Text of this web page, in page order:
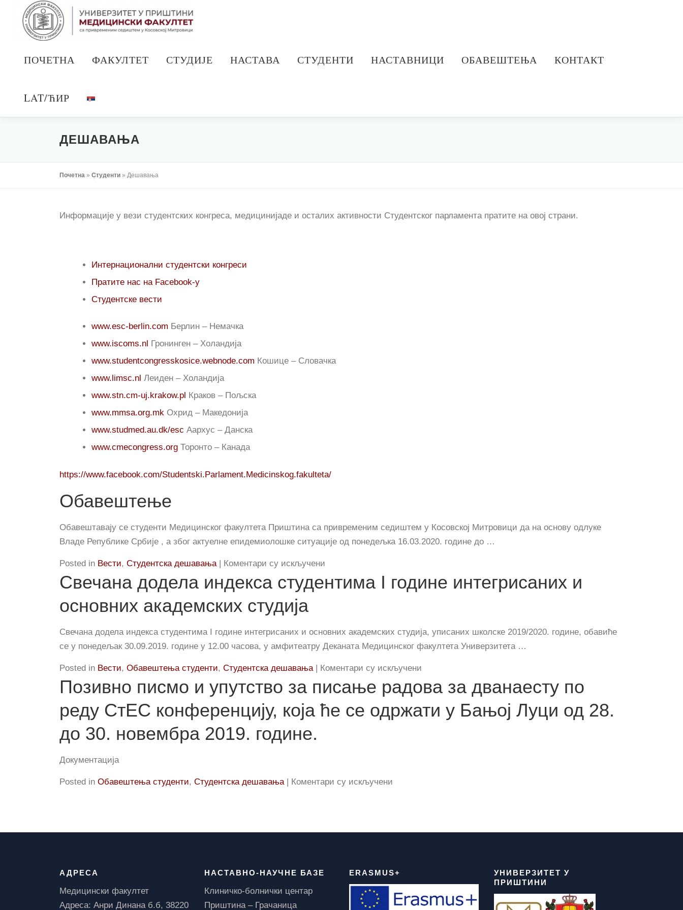
садржај
ПОЧЕТНА ФАКУЛТЕТ СТУДИЈЕ НАСТАВА СТУДЕНТИ НАСТАВНИЦИ ОБАВЕШТЕЊА КОНТАКТ
LAT/ЋИР
ДЕШАВАЊА
Почетна » Студенти » Дешавања
Информације у вези студентских конгреса, медицинијаде и осталих активности Студентског парламента пратите на овој страни.
Интернационални студентски конгреси
Пратите нас на Facebook-у
Студентске вести
www.esc-berlin.com Берлин – Немачка
www.iscoms.nl Гронинген – Холандија
www.studentcongresskosice.webnode.com Кошице – Словачка
www.limsc.nl Леиден – Холандија
www.stn.cm-uj.krakow.pl Краков – Пољска
www.mmsa.org.mkОхрид – Македонија
www.studmed.au.dk/esc Аархус – Данска
www.cmecongress.orgТоронто – Канада
https://www.facebook.com/Studentski.Parlament.Medicinskog.fakulteta/
Обавештење
Обавештавају се студенти Медицинског факултета Приштина са привременим седиштем у Косовској Митровици да на основу одлуке
Владе Републике Србије , а због актуелне епидемиолошке ситуације од понедељка 16.03.2020. године до …
Posted in Вести, Студентска дешавања | Коментари су искључени
Обавештење
Свечана додела индекса студентима I године интегрисаних и
основних академских студија
Свечана додела индекса студентима I године интегрисаних и основних академских студија, уписаних школске 2019/2020. године, обавиће
се у понедељак 30.09.2019. године у 12.00 часова, у амфитеатру Деканата Медицинског факултета Универзитета …
Posted in Вести, Обавештења студенти, Студентска дешавања | Коментари су искључени
Свечана
додела
индекса
Позивно писмо и упутство за писање радова за дванаесту по
реду СтЕС конференцију, која ће се одржати у Бањој Луци од 28.
до 30. новембра 2019. године.
Документација
Posted in Обавештења студенти, Студентска дешавања | Коментари су искључени
за
АДРЕСА
Медицински факултет
Адреса: Анри Динана б.б, 38220
НАСТАВНО-НАУЧНЕ БАЗЕ
Клиничко-болнички центар
Приштина – Грачаница
ERASMUS+
УНИВЕРЗИТЕТ У
ПРИШТИНИ